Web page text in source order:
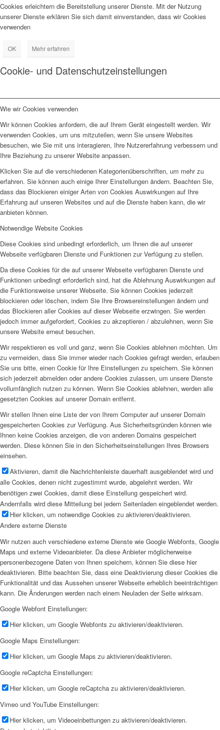
Cookies erleichtern die Bereitstellung unserer Dienste. Mit der Nutzung
unserer Dienste erklären Sie sich damit einverstanden, dass wir Cookies
verwenden
OK Mehr erfahren
Cookie- und Datenschutzeinstellungen
Wie wir Cookies verwenden
Wir können Cookies anfordern, die auf Ihrem Gerät eingestellt werden. Wir
verwenden Cookies, um uns mitzuteilen, wenn Sie unsere Websites
besuchen, wie Sie mit uns interagieren, Ihre Nutzererfahrung verbessern und
Ihre Beziehung zu unserer Website anpassen.
Klicken Sie auf die verschiedenen Kategorienüberschriften, um mehr zu
erfahren. Sie können auch einige Ihrer Einstellungen ändern. Beachten Sie,
dass das Blockieren einiger Arten von Cookies Auswirkungen auf Ihre
Erfahrung auf unseren Websites und auf die Dienste haben kann, die wir
anbieten können.
Notwendige Website Cookies
Diese Cookies sind unbedingt erforderlich, um Ihnen die auf unserer
Webseite verfügbaren Dienste und Funktionen zur Verfügung zu stellen.
Da diese Cookies für die auf unserer Webseite verfügbaren Dienste und
Funktionen unbedingt erforderlich sind, hat die Ablehnung Auswirkungen auf
die Funktionsweise unserer Webseite. Sie können Cookies jederzeit
blockieren oder löschen, indem Sie Ihre Browsereinstellungen ändern und
das Blockieren aller Cookies auf dieser Webseite erzwingen. Sie werden
jedoch immer aufgefordert, Cookies zu akzeptieren / abzulehnen, wenn Sie
unsere Website erneut besuchen.
Wir respektieren es voll und ganz, wenn Sie Cookies ablehnen möchten. Um
zu vermeiden, dass Sie immer wieder nach Cookies gefragt werden, erlauben
Sie uns bitte, einen Cookie für Ihre Einstellungen zu speichern. Sie können
sich jederzeit abmelden oder andere Cookies zulassen, um unsere Dienste
vollumfänglich nutzen zu können. Wenn Sie Cookies ablehnen, werden alle
gesetzten Cookies auf unserer Domain entfernt.
Wir stellen Ihnen eine Liste der von Ihrem Computer auf unserer Domain
gespeicherten Cookies zur Verfügung. Aus Sicherheitsgründen können wie
Ihnen keine Cookies anzeigen, die von anderen Domains gespeichert
werden. Diese können Sie in den Sicherheitseinstellungen Ihres Browsers
einsehen.
Aktivieren, damit die Nachrichtenleiste dauerhaft ausgeblendet wird und
alle Cookies, denen nicht zugestimmt wurde, abgelehnt werden. Wir
benötigen zwei Cookies, damit diese Einstellung gespeichert wird.
Andernfalls wird diese Mitteilung bei jedem Seitenladen eingeblendet werden.
Hier klicken, um notwendige Cookies zu aktivieren/deaktivieren.
Andere externe Dienste
Wir nutzen auch verschiedene externe Dienste wie Google Webfonts, Google
Maps und externe Videoanbieter. Da diese Anbieter möglicherweise
personenbezogene Daten von Ihnen speichern, können Sie diese hier
deaktivieren. Bitte beachten Sie, dass eine Deaktivierung dieser Cookies die
Funktionalität und das Aussehen unserer Webseite erheblich beeinträchtigen
kann. Die Änderungen werden nach einem Neuladen der Seite wirksam.
Google Webfont Einstellungen:
Hier klicken, um Google Webfonts zu aktivieren/deaktivieren.
Google Maps Einstellungen:
Hier klicken, um Google Maps zu aktivieren/deaktivieren.
Google reCaptcha Einstellungen:
Hier klicken, um Google reCaptcha zu aktivieren/deaktivieren.
Vimeo und YouTube Einstellungen:
Hier klicken, um Videoeinbettungen zu aktivieren/deaktivieren.